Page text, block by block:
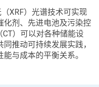
XRF）光谱技术可实现
化剂、先进电池及污染控
）可以对各种储能设
推动可持续发展实践，
与成本的平衡关系。